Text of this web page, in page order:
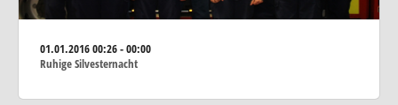
01.01.201600:26 - 00:00
Ruhige Silvesternacht